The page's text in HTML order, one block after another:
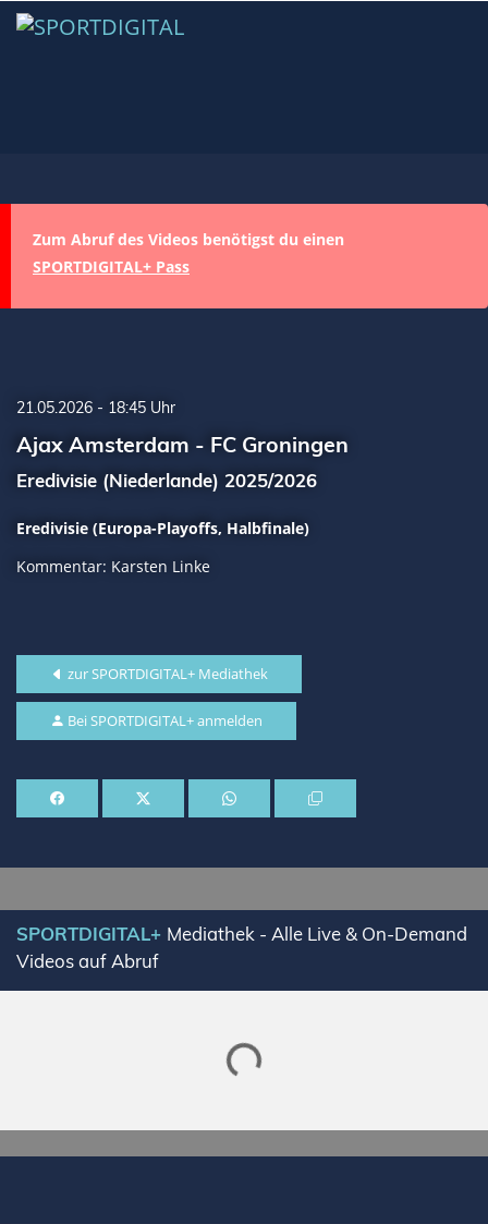
Zum Abruf des Videos benötigst du einen
SPORTDIGITAL+ Pass
21.05.2026 - 18:45 Uhr
Ajax Amsterdam - FC Groningen
Eredivisie (Niederlande) 2025/2026
Eredivisie (Europa-Playoffs, Halbfinale)
Kommentar: Karsten Linke
zur SPORTDIGITAL+ Mediathek
Bei SPORTDIGITAL+ anmelden
SPORTDIGITAL+ Mediathek - Alle Live & On-Demand
Videos auf Abruf
Lade SPORTDIGITAL+ Mediathek